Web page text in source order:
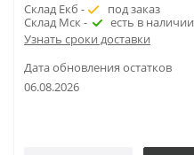
Склад Екб -
под заказ
Склад Мск -
есть в наличии
Узнать сроки доставки
Дата обновления остатков
06.08.2026